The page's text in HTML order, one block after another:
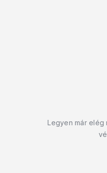
Legyen már elég